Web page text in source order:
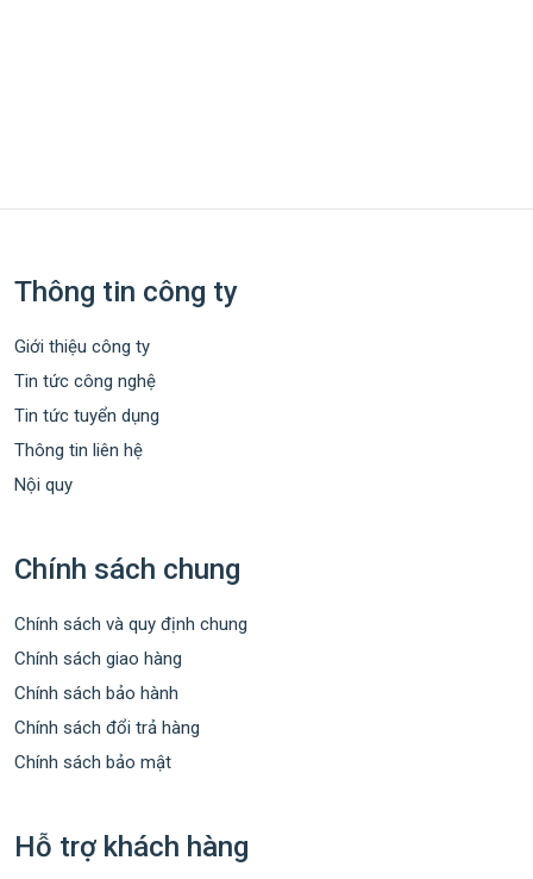
Thông tin công ty
Giới thiệu công ty
Tin tức công nghệ
Tin tức tuyển dụng
Thông tin liên hệ
Nội quy
Chính sách chung
Chính sách và quy định chung
Chính sách giao hàng
Chính sách bảo hành
Chính sách đổi trả hàng
Chính sách bảo mật
Hỗ trợ khách hàng